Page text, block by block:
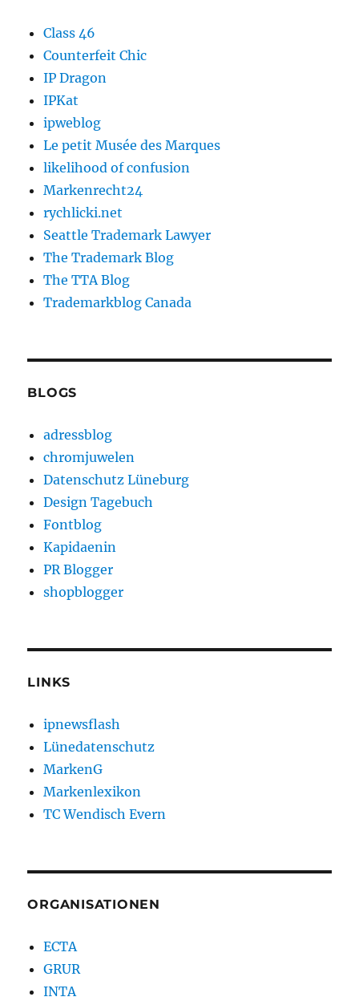
Class 46
Counterfeit Chic
IP Dragon
IPKat
ipweblog
Le petit Musée des Marques
likelihood of confusion
Markenrecht24
rychlicki.net
Seattle Trademark Lawyer
The Trademark Blog
The TTA Blog
Trademarkblog Canada
BLOGS
adressblog
chromjuwelen
Datenschutz Lüneburg
Design Tagebuch
Fontblog
Kapidaenin
PR Blogger
shopblogger
LINKS
ipnewsflash
Lünedatenschutz
MarkenG
Markenlexikon
TC Wendisch Evern
ORGANISATIONEN
ECTA
GRUR
INTA